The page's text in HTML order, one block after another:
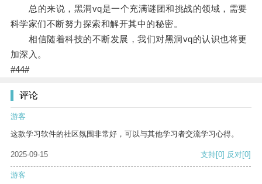
总的来说，黑洞vq是一个充满谜团和挑战的领域，需要
科学家们不断努力探索和解开其中的秘密。
相信随着科技的不断发展，我们对黑洞vq的认识也将更
加深入。
#44#
评论
游客
这款学习软件的社区氛围非常好，可以与其他学习者交流学习心得。
2025-09-15 支持[0] 反对[0]
游客